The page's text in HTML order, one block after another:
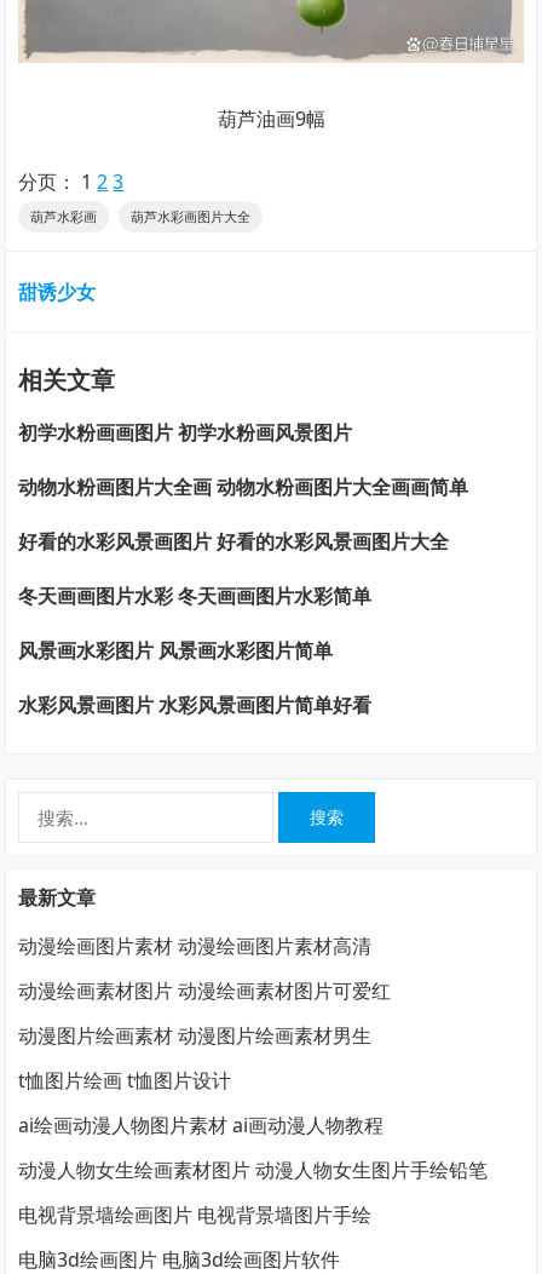
葫芦油画9幅
分页： 1 2 3
葫芦水彩画 葫芦水彩画图片大全
甜诱少女
相关文章
初学水粉画画图片 初学水粉画风景图片
动物水粉画图片大全画 动物水粉画图片大全画画简单
好看的水彩风景画图片 好看的水彩风景画图片大全
冬天画画图片水彩 冬天画画图片水彩简单
风景画水彩图片 风景画水彩图片简单
水彩风景画图片 水彩风景画图片简单好看
最新文章
动漫绘画图片素材 动漫绘画图片素材高清
动漫绘画素材图片 动漫绘画素材图片可爱红
动漫图片绘画素材 动漫图片绘画素材男生
t恤图片绘画 t恤图片设计
ai绘画动漫人物图片素材 ai画动漫人物教程
动漫人物女生绘画素材图片 动漫人物女生图片手绘铅笔
电视背景墙绘画图片 电视背景墙图片手绘
电脑3d绘画图片 电脑3d绘画图片软件